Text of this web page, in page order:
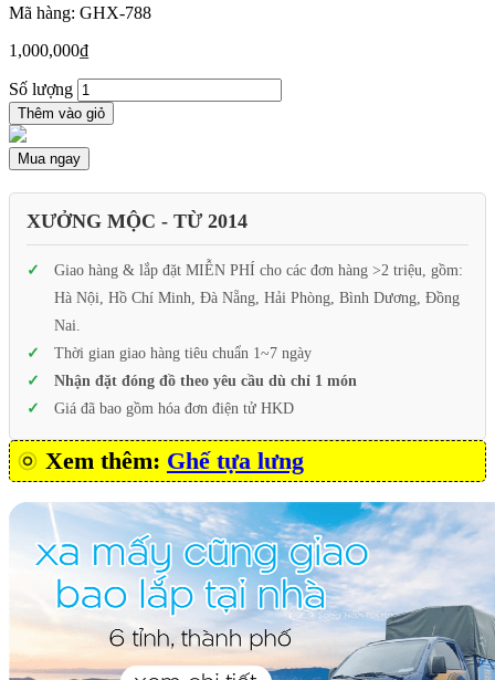
Mã hàng: GHX-788
1,000,000₫
Số lượng
Thêm vào giỏ
Mua ngay
XƯỞNG MỘC - TỪ 2014
Giao hàng & lắp đặt MIỄN PHÍ cho các đơn hàng >2 triệu, gồm:
Hà Nội, Hồ Chí Minh, Đà Nẵng, Hải Phòng, Bình Dương, Đồng
Nai.
Thời gian giao hàng tiêu chuẩn 1~7 ngày
Nhận đặt đóng đồ theo yêu cầu dù chỉ 1 món
Giá đã bao gồm hóa đơn điện tử HKD
Xem thêm: Ghế tựa lưng